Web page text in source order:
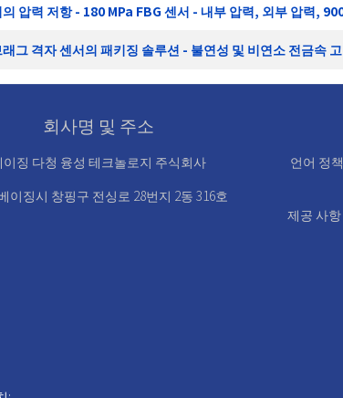
압력 저항 - 180 MPa FBG 센서 - 내부 압력, 외부 압력,
그 격자 센서의 패키징 솔루션 - 불연성 및 비연소 전금속
회사명 및 주소
이징 다청 융성 테크놀로지 주식회사
이징시 창핑구 전싱로 28번지 2동 316호
언어 정
제공 사항